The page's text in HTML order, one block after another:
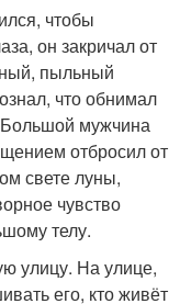
чтобы
он закричал от
пыльный
что обнимал
Большой мужчина
отбросил от
свете луны,
чувство
телу.
улицу. На улице,
его, кто живёт